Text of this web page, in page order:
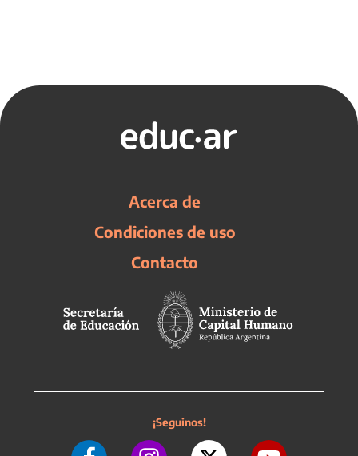
Acerca de
Condiciones de uso
Contacto
¡Seguinos!